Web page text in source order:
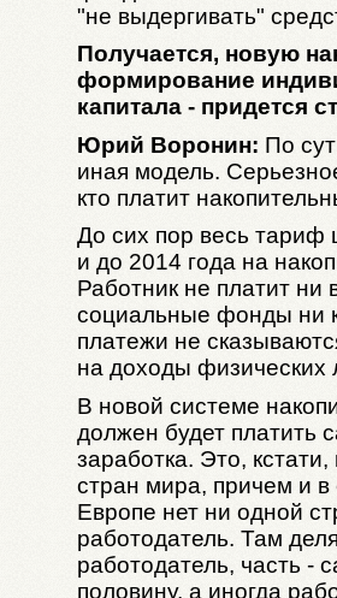
"не выдергивать"
Получается, новую
формирование
капитала - придется
Юрий Воронин: По
иная модель.
кто платит
До сих пор весь тариф
и до 2014 года на
Работник не платит
социальные фонды ни
платежи не
на доходы
В новой системе
должен будет платить
заработка. Это,
стран мира, причем и
Европе нет ни одной
работодатель. Там
работодатель, часть -
половину, а иногда